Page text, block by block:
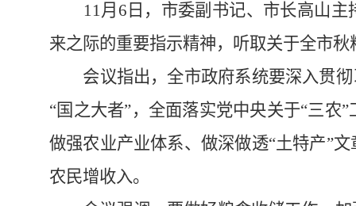
11月6日，市委副书记、市长高山主
来之际的重要指示精神，听取关于全市
会议指出，全市政府系统要深入贯彻
“国之大者”，全面落实党中央关于“三农
做强农业产业体系、做深做透“土特产”
农民增收入。